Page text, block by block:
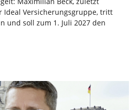
Ideal Versicherungsgruppe, tritt
und soll zum 1. Juli 2027 den